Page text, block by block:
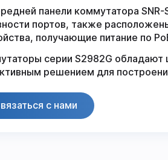
панели коммутатора
портов, также
получающие питание по
серии S2982G
решением для
с нами